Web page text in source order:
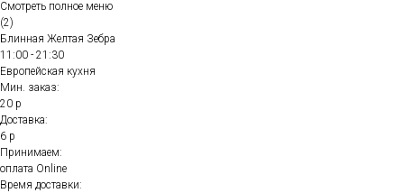
Смотреть полное меню
(2)
Блинная Желтая Зебра
11:00 - 21:30
Европейская кухня
Мин. заказ:
20 р
Доставка:
6 р
Принимаем:
оплата Online
Время доставки: